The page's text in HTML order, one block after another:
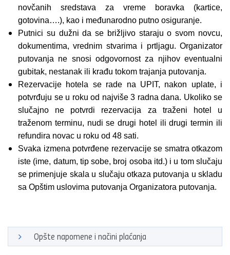
novčanih sredstava za vreme boravka (kartice,
gotovina….), kao i međunarodno putno osiguranje.
Putnici su dužni da se brižljivo staraju o svom novcu,
dokumentima, vrednim stvarima i prtljagu. Organizator
putovanja ne snosi odgovornost za njihov eventualni
gubitak, nestanak ili krađu tokom trajanja putovanja.
Rezervacije hotela se rade na UPIT, nakon uplate, i
potvrđuju se u roku od najviše 3 radna dana. Ukoliko se
slučajno ne potvrdi rezervacija za traženi hotel u
traženom terminu, nudi se drugi hotel ili drugi termin ili
refundira novac u roku od 48 sati.
Svaka izmena potvrđene rezervacije se smatra otkazom
iste (ime, datum, tip sobe, broj osoba itd.) i u tom slučaju
se primenjuje skala u slučaju otkaza putovanja u skladu
sa Opštim uslovima putovanja Organizatora putovanja.
Opšte napomene i načini plaćanja